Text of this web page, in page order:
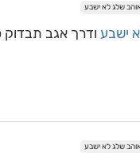
שלג לא ישבע
ישבע ודרך אגב
שלג לא ישבע